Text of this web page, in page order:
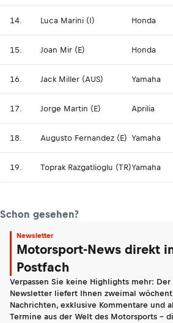
14. Luca Marini (I) Honda
15. Joan Mir (E) Honda
16. Jack Miller (AUS) Yamaha
17. Jorge Martin (E) Aprilia
18. Augusto Fernandez (E) Yamaha
19. Toprak Razgatlioglu (TR)Yamaha
Schon gesehen?
Newsletter
Motorsport-News direkt
Postfach
Verpassen Sie keine Highlights mehr: Der
Newsletter liefert Ihnen zweimal
Nachrichten, exklusive Kommentare und
Termine aus der Welt des Motorsports -